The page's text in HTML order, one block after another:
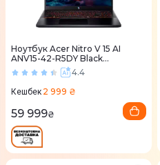
Ноутбук Acer Nitro V 15 AI
ANV15-42-R5DY Black
(NH.QV4EU.006)4.4
Кешбек 2 999 ₴
59 999₴